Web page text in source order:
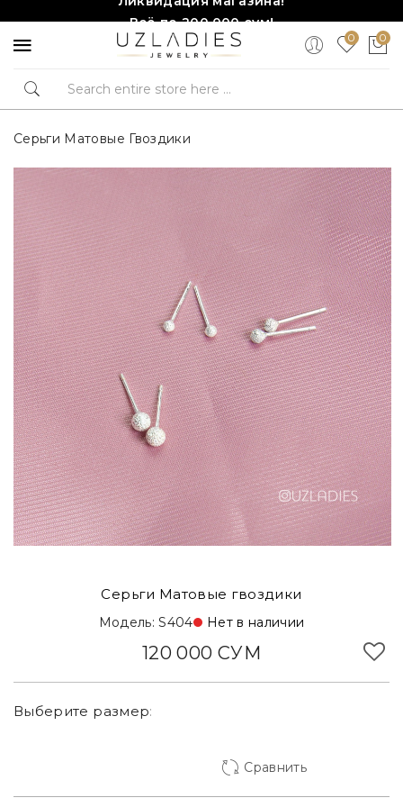
Всё по 200,000 сум!
Торопитесь, количество ограничено!❤️!0 0
Серьги Матовые Гвоздики
Серьги Матовые гвоздики
Модель: S404 Нет в наличии
120 000 СУМ
Выберите размер:
Сравнить